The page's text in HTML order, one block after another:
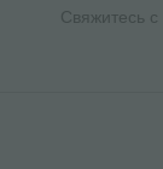
Свяжитесь